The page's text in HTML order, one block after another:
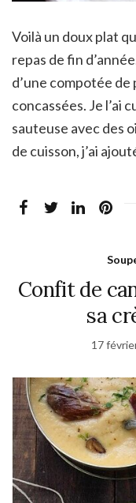
Voilà un doux plat
repas de fin
d’une compotée
concassées. Je l’ai
sauteuse avec des
de cuisson, j’ai
Confit de
sa
17